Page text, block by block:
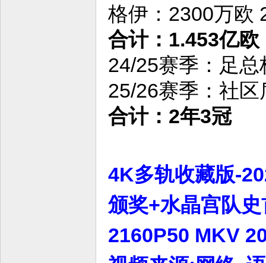
格伊：2300万欧
合计：1.453亿
24/25赛季：足总
25/26赛季：社
合计：2年3冠
4K多轨收藏版-
颁奖+水晶宫队
2160P50 MKV